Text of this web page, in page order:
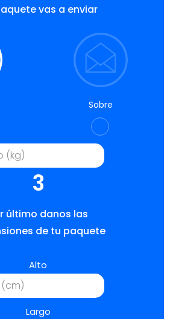
vas a enviar
Sobre
3
último danos las
de tu paquete
Alto
Largo